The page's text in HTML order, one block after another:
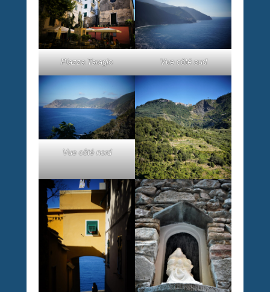
Piazza Taragio Vue côté sud
Vue côté nord